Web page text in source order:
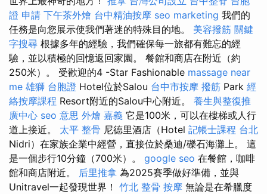
證 申請 下午茶外燴 台中精油按摩 seo marketing 我們的
任務是向您展示使我們著迷的特殊目的地。 美容撥筋 關鍵
字搜尋 根據多年的經驗，我們確保每一旅都有難忘的經
驗，並以積極的回憶返回家園。 餐館和商店在附近（約
250米）。 受歡迎的4 -Star Fashionable massage near
me 雄獅 台胞證 Hotel位於Salou 台中市按摩 撥筋 Park 經
絡按摩課程 Resort附近的Salou中心附近。 養生與整復推
廣中心 seo 意思 外燴 嘉義 它是100米，可以在樓梯或人行
道上接近。 太平 整骨 尼德里酒店（Hotel 記帳士課程 台北
Nidri）在家族企業中經營，直接位於桑迪/礫石海灘上。 這
是一個步行10分鐘（700米）。 google seo 在餐館，咖啡
館和商店附近。 后里推拿 為2025賽季做好準備，並與
Unitravel一起發現世界！ 竹北 整骨 按摩 無論是在希臘度